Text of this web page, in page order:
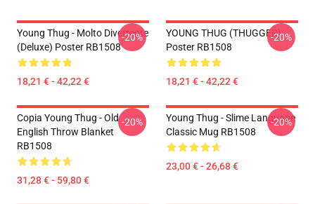
Young Thug - Molto Divertente
(Deluxe) Poster RB1508
18,21 € - 42,22 €
-20%
YOUNG THUG (THUGGER)
Poster RB1508
18,21 € - 42,22 €
-20%
Copia Young Thug - Old
English Throw Blanket
RB1508
31,28 € - 59,80 €
-20%
Young Thug - Slime Language
Classic Mug RB1508
23,00 € - 26,68 €
-20%